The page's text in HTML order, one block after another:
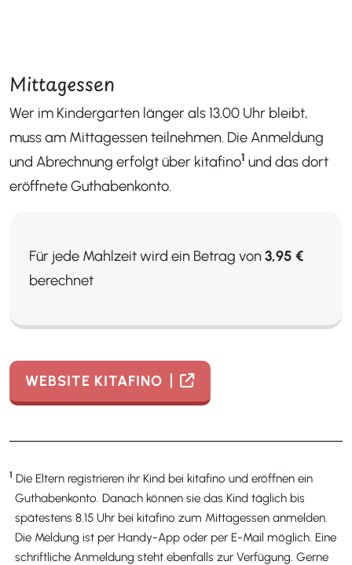
Mittagessen
Wer im Kindergarten länger als 13.00 Uhr bleibt,
muss am Mittagessen teilnehmen. Die Anmeldung
und Abrechnung erfolgt über kitafino1 und das dort
eröffnete Guthabenkonto.
Für jede Mahlzeit wird ein Betrag von3,95 €
berechnet
WEBSITE KITAFINO
1 Die Eltern registrieren ihr Kind bei kitafino und eröffnen ein
Guthabenkonto. Danach können sie das Kind täglich bis
spätestens 8.15 Uhr bei kitafino zum Mittagessen anmelden.
Die Meldung ist per Handy-App oder per E-Mail möglich. Eine
schriftliche Anmeldung steht ebenfalls zur Verfügung. Gerne